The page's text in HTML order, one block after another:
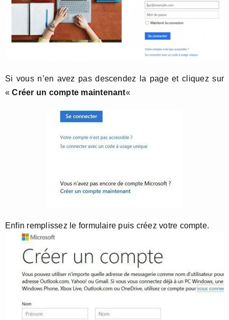
Si vous n’en avez pas descendez la page et cliquez sur
«Créer un compte maintenant«
Enfin remplissez le formulaire puis créez votre compte.